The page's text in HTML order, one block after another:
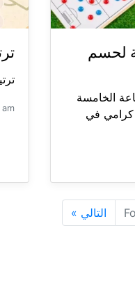
90 دقيقة لحسم
الخامسة
كرامي في
التالي »